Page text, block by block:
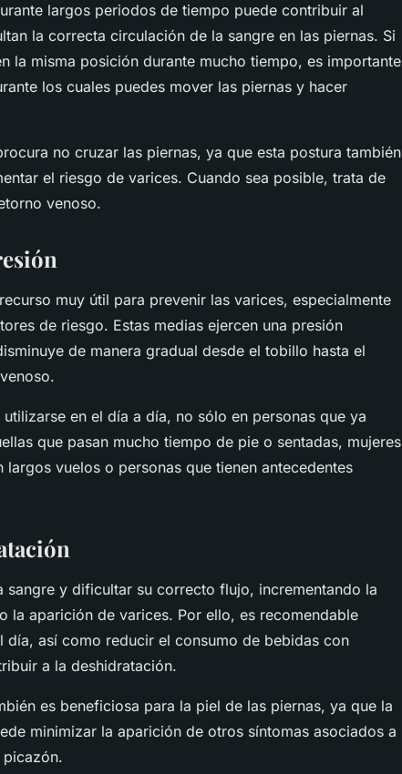
largos periodos de tiempo puede contribuir al
la correcta circulación de la sangre en las piernas. Si
la misma posición durante mucho tiempo, es importante
los cuales puedes mover las piernas y hacer
no cruzar las piernas, ya que esta postura también
el riesgo de varices. Cuando sea posible, trata de
venoso.
muy útil para prevenir las varices, especialmente
de riesgo. Estas medias ejercen una presión
de manera gradual desde el tobillo hasta el
en el día a día, no sólo en personas que ya
que pasan mucho tiempo de pie o sentadas, mujeres
vuelos o personas que tienen antecedentes
sangre y dificultar su correcto flujo, incrementando la
la aparición de varices. Por ello, es recomendable
así como reducir el consumo de bebidas con
a la deshidratación.
es beneficiosa para la piel de las piernas, ya que la
minimizar la aparición de otros síntomas asociados a